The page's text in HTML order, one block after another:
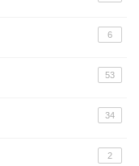
6
53
34
2